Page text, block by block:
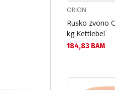
ORION
Rusko zvono
kg Kettlebel
Текуща цена:
184,83 BAM